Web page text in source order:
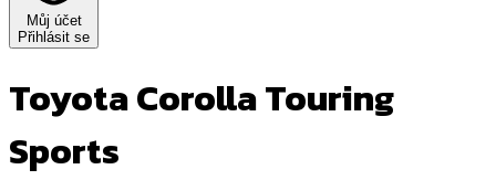
Můj účet
Přihlásit se
Toyota Corolla Touring
Sports